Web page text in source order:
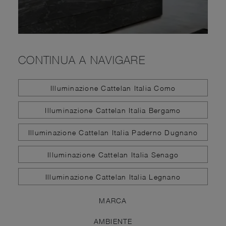
CONTINUA A NAVIGARE
Illuminazione Cattelan Italia Como
Illuminazione Cattelan Italia Bergamo
Illuminazione Cattelan Italia Paderno Dugnano
Illuminazione Cattelan Italia Senago
Illuminazione Cattelan Italia Legnano
MARCA
AMBIENTE